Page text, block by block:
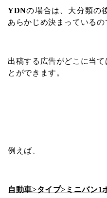
YDNの場合は、大分類の
あらかじめ決まっているの
出稿する広告がどこに当
とができます。
例えば、
自動車>タイプ>ミニバン1